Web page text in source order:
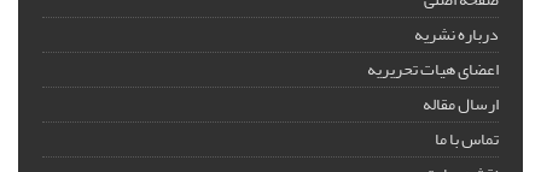
درباره نشریه
اعضای هیات تحریریه
ارسال مقاله
تماس با ما